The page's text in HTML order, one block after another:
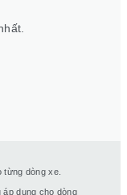
từng dòng xe.
áp dụng cho dòng